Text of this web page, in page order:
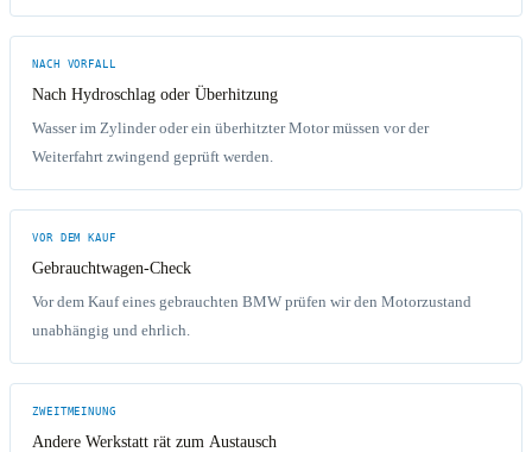
NACH VORFALL
Nach Hydroschlag oder Überhitzung
Wasser im Zylinder oder ein überhitzter Motor müssen vor der
Weiterfahrt zwingend geprüft werden.
VOR DEM KAUF
Gebrauchtwagen-Check
Vor dem Kauf eines gebrauchten BMW prüfen wir den Motorzustand
unabhängig und ehrlich.
ZWEITMEINUNG
Andere Werkstatt rät zum Austausch